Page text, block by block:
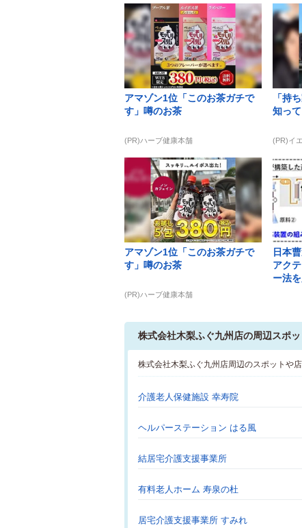
アマゾン1位「このお茶ガチで
す」噂のお茶
(PR)ハーブ健康本舗
「持
知っ
(PR)イ
アマゾン1位「このお茶ガチで
す」噂のお茶
(PR)ハーブ健康本舗
日本
アク
ー法
株式会社木梨ふぐ九州店の周辺スポッ
株式会社木梨ふぐ九州店周辺のスポットや
介護老人保健施設 幸寿院
ヘルパーステーション はる風
結居宅介護支援事業所
有料老人ホーム 寿泉の杜
居宅介護支援事業所 すみれ